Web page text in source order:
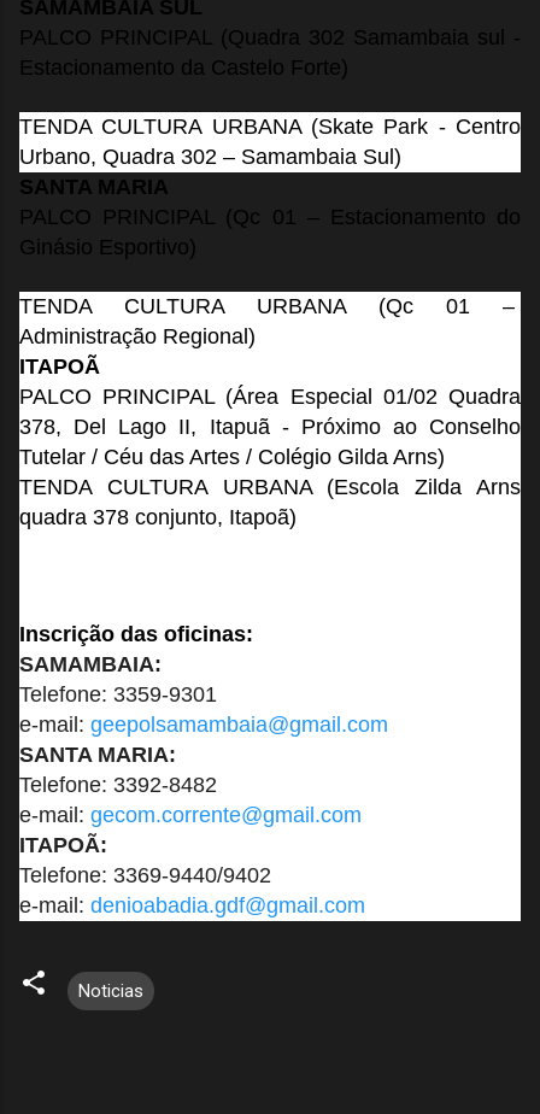
SAMAMBAIA SUL
PALCO PRINCIPAL (Quadra 302 Samambaia sul -
Estacionamento da Castelo Forte)
TENDA CULTURA URBANA (Skate Park - Centro
Urbano, Quadra 302 – Samambaia Sul)
SANTA MARIA
PALCO PRINCIPAL (Qc 01 – Estacionamento do
Ginásio Esportivo)
TENDA CULTURA URBANA (Qc 01 –
Administração Regional)
ITAPOÃ
PALCO PRINCIPAL (Área Especial 01/02 Quadra
378, Del Lago II, Itapuã - Próximo ao Conselho
Tutelar / Céu das Artes / Colégio Gilda Arns)
TENDA CULTURA URBANA (Escola Zilda Arns
quadra 378 conjunto, Itapoã)
Inscrição das oficinas:
SAMAMBAIA:
Telefone: 3359-9301
e-mail: geepolsamambaia@gmail.com
SANTA MARIA:
Telefone: 3392-8482
e-mail: gecom.corrente@gmail.com
ITAPOÃ:
Telefone: 3369-9440/9402
e-mail : denioabadia.gdf@gmail.com
Noticias